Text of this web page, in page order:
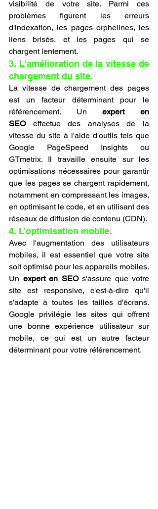
visibilité de votre site. Parmi ces
problèmes figurent les erreurs
d'indexation, les pages orphelines, les
liens brisés, et les pages qui se
chargent lentement.
3. L'amélioration de la vitesse de
chargement du site.
La vitesse de chargement des pages
est un facteur déterminant pour le
référencement. Un expert en
SEO effectue des analyses de la
vitesse du site à l'aide d'outils tels que
Google PageSpeed Insights ou
GTmetrix. Il travaille ensuite sur les
optimisations nécessaires pour garantir
que les pages se chargent rapidement,
notamment en compressant les images,
en optimisant le code, et en utilisant des
réseaux de diffusion de contenu (CDN).
4. L’optimisation mobile.
Avec l'augmentation des utilisateurs
mobiles, il est essentiel que votre site
soit optimisé pour les appareils mobiles.
Un expert en SEO s'assure que votre
site est responsive, c'est-à-dire qu'il
s'adapte à toutes les tailles d'écrans.
Google privilégie les sites qui offrent
une bonne expérience utilisateur sur
mobile, ce qui est un autre facteur
déterminant pour votre référencement.